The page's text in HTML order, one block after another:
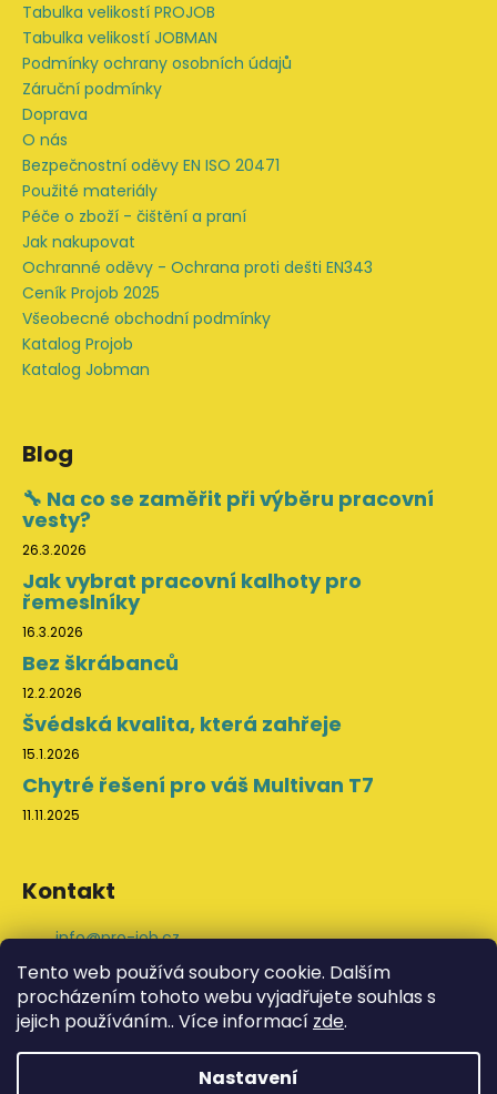
Tento web používá soubory cookie. Dalším
procházením tohoto webu vyjadřujete souhlas s
jejich používáním.. Více informací zde.
Nastavení
Tabulka velikostí PROJOB
Tabulka velikostí JOBMAN
Podmínky ochrany osobních údajů
Záruční podmínky
Doprava
O nás
Bezpečnostní oděvy EN ISO 20471
Použité materiály
Péče o zboží - čištění a praní
Jak nakupovat
Ochranné oděvy - Ochrana proti dešti EN343
Ceník Projob 2025
Všeobecné obchodní podmínky
Katalog Projob
Katalog Jobman
Blog
🔧 Na co se zaměřit při výběru pracovní
vesty?
26.3.2026
Jak vybrat pracovní kalhoty pro
řemeslníky
16.3.2026
Bez škrábanců
12.2.2026
Švédská kvalita, která zahřeje
15.1.2026
Chytré řešení pro váš Multivan T7
11.11.2025
Kontakt
info@pro-job.cz
+420 776 202 043
ProJob na Facebooku
svedskeodevy